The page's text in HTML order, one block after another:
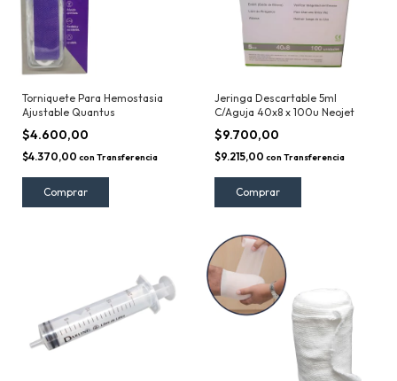
Torniquete Para Hemostasia
Ajustable Quantus
$4.600,00
$4.370,00 con Transferencia
Jeringa Descartable 5ml
C/Aguja 40x8 x 100u Neojet
$9.700,00
$9.215,00 con Transferencia